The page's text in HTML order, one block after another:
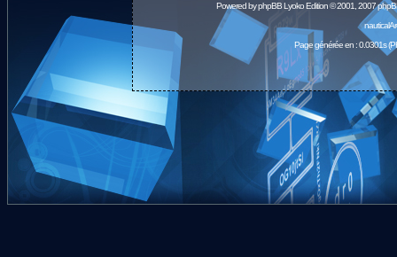
Powered byphpBBLyoko Edition © 2001, 2007
Page générée en : 0.0301s